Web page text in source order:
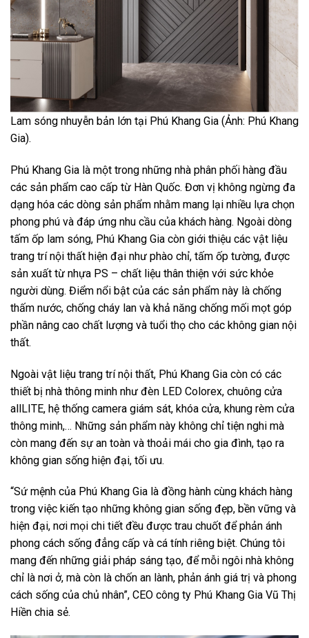
Lam sóng nhuyễn bản lớn tại Phú Khang Gia (Ảnh: Phú Khang
Gia).
Phú Khang Gia là một trong những nhà phân phối hàng đầu
các sản phẩm cao cấp từ Hàn Quốc. Đơn vị không ngừng đa
dạng hóa các dòng sản phẩm nhằm mang lại nhiều lựa chọn
phong phú và đáp ứng nhu cầu của khách hàng. Ngoài dòng
tấm ốp lam sóng, Phú Khang Gia còn giới thiệu các vật liệu
trang trí nội thất hiện đại như phào chỉ, tấm ốp tường, được
sản xuất từ nhựa PS – chất liệu thân thiện với sức khỏe
người dùng. Điểm nổi bật của các sản phẩm này là chống
thấm nước, chống cháy lan và khả năng chống mối mọt góp
phần nâng cao chất lượng và tuổi thọ cho các không gian nội
thất.
Ngoài vật liệu trang trí nội thất, Phú Khang Gia còn có các
thiết bị nhà thông minh như đèn LED Colorex, chuông cửa
allLITE, hệ thống camera giám sát, khóa cửa, khung rèm cửa
thông minh,… Những sản phẩm này không chỉ tiện nghi mà
còn mang đến sự an toàn và thoải mái cho gia đình, tạo ra
không gian sống hiện đại, tối ưu.
“Sứ mệnh của Phú Khang Gia là đồng hành cùng khách hàng
trong việc kiến tạo những không gian sống đẹp, bền vững và
hiện đại, nơi mọi chi tiết đều được trau chuốt để phản ánh
phong cách sống đẳng cấp và cá tính riêng biệt. Chúng tôi
mang đến những giải pháp sáng tạo, để mỗi ngôi nhà không
chỉ là nơi ở, mà còn là chốn an lành, phản ánh giá trị và phong
cách sống của chủ nhân”, CEO công ty Phú Khang Gia Vũ Thị
Hiền chia sẻ.